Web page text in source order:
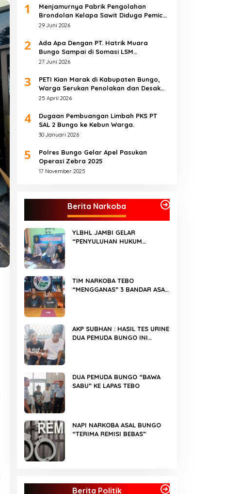
1
Menjamurnya Pabrik Pengolahan
Brondolan Kelapa Sawit Diduga Pemicu
Maraknya Pencurian di Perkebunan
29 Juni 2026
2
Ada Apa Dengan PT. Hatrik Muara
Bungo Sampai di Somasi LSM
Lingkungan Hidup
27 Juni 2026
3
PETI Kian Marak di Kabupaten Bungo,
Warga Serukan Penolakan dan Desak
Penindakan Tegas Sebelum Bencana
25 April 2026
4
Dugaan Pembuangan Limbah PKS PT
SAL 2 Bungo ke Kebun Warga.
30 Januari 2026
5
Polres Bungo Gelar Apel Pasukan
Operasi Zebra 2025
17 November 2025
Berita Narkoba
YLBHL JAMBI GELAR
“PENYULUHAN HUKUM
TIM NARKOBA TEBO
“MENGGANAS” 3 BANDAR ASAL
AKP SUBHAN : HASIL TES URINE
DUA PEMUDA BUNGO INI
DUA PEMUDA BUNGO “BAWA
SABU” KE LAPAS TEBO
NAPI NARKOBA ASAL BUNGO
“TERIMA REMISI BEBAS”
Berita Politik
Berjuang Menangkan Jumiwan –